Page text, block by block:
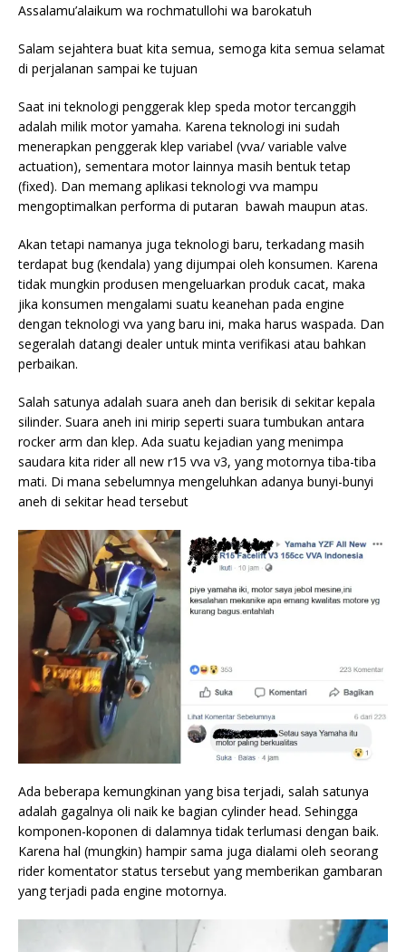
Assalamu’alaikum wa rochmatullohi wa barokatuh
Salam sejahtera buat kita semua, semoga kita semua selamat
di perjalanan sampai ke tujuan
Saat ini teknologi penggerak klep speda motor tercanggih
adalah milik motor yamaha. Karena teknologi ini sudah
menerapkan penggerak klep variabel (vva/ variable valve
actuation), sementara motor lainnya masih bentuk tetap
(fixed). Dan memang aplikasi teknologi vva mampu
mengoptimalkan performa di putaran bawah maupun atas.
Akan tetapi namanya juga teknologi baru, terkadang masih
terdapat bug (kendala) yang dijumpai oleh konsumen. Karena
tidak mungkin produsen mengeluarkan produk cacat, maka
jika konsumen mengalami suatu keanehan pada engine
dengan teknologi vva yang baru ini, maka harus waspada. Dan
segeralah datangi dealer untuk minta verifikasi atau bahkan
perbaikan.
Salah satunya adalah suara aneh dan berisik di sekitar kepala
silinder. Suara aneh ini mirip seperti suara tumbukan antara
rocker arm dan klep. Ada suatu kejadian yang menimpa
saudara kita rider all new r15 vva v3, yang motornya tiba-tiba
mati. Di mana sebelumnya mengeluhkan adanya bunyi-bunyi
aneh di sekitar head tersebut
Ada beberapa kemungkinan yang bisa terjadi, salah satunya
adalah gagalnya oli naik ke bagian cylinder head. Sehingga
komponen-koponen di dalamnya tidak terlumasi dengan baik.
Karena hal (mungkin) hampir sama juga dialami oleh seorang
rider komentator status tersebut yang memberikan gambaran
yang terjadi pada engine motornya.